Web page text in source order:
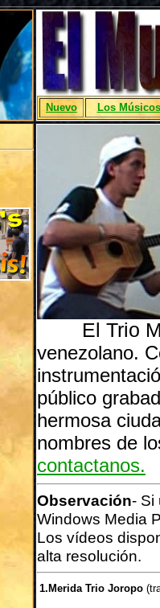
Nuevo Los Músicos
El Trio
venezolano.
público
hermosa
nombres de
contactanos.
Observación- Si
Windows Media
Los vídeos
alta resolución.
1.Merida Trio Joropo